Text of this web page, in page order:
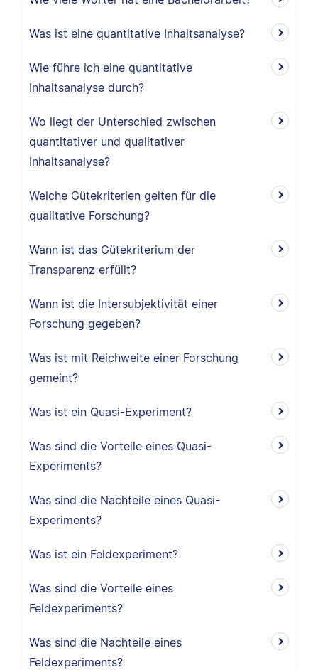
Was ist eine quantitative Inhaltsanalyse?
Wie führe ich eine quantitative
Inhaltsanalyse durch?
Wo liegt der Unterschied zwischen
quantitativer und qualitativer
Inhaltsanalyse?
Welche Gütekriterien gelten für die
qualitative Forschung?
Wann ist das Gütekriterium der
Transparenz erfüllt?
Wann ist die Intersubjektivität einer
Forschung gegeben?
Was ist mit Reichweite einer Forschung
gemeint?
Was ist ein Quasi-Experiment?
Was sind die Vorteile eines Quasi-
Experiments?
Was sind die Nachteile eines Quasi-
Experiments?
Was ist ein Feldexperiment?
Was sind die Vorteile eines
Feldexperiments?
Was sind die Nachteile eines
Feldexperiments?